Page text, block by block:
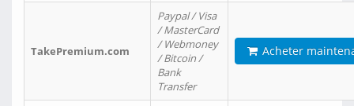
TakePremium.com
Paypal / Visa
/ MasterCard
/ Webmoney
/ Bitcoin /
Bank
Transfer
Acheter